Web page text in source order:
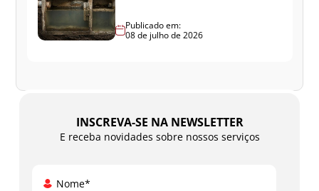
Publicado em:
08 de julho de 2026
INSCREVA-SE NA NEWSLETTER
E receba novidades sobre nossos serviços
Nome*